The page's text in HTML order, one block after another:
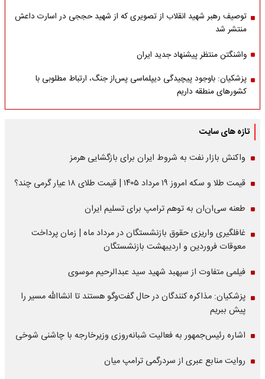
توصیف رهبر شهید انقلاب از تصویری که از شهید حججی در اسارت داعش
منتشر شد
واشنگتن منتظر پیشنهاد جدید ایران
پزشکیان: باوجود پیچیدگی دیپلماسی پس‌از جنگ، ارتباط مطلوبی با
کشورهای منطقه داریم
تازه های سایت
واکنش بازار نفت به شروط ایران برای بازگشایی هرمز
قیمت طلا و سکه امروز ۱۹ مرداد ۱۴۰۵ | قیمت طلای ۱۸ عیار گرمی چند؟
طعنه سی‌ان‌ان به توهم ترامپ برای تسلیم ایران
غافلگیری واریزی حقوق بازنشستگان در مرداد ماه | زمان پرداخت
معوقات فروردین و اردیبهشت بازنشستگان
فیلمی متفاوت از سپهبد شهید سید عبدالرحیم موسوی
پزشکیان: مذاکره کنندگان در حال گفت‌وگو هستند تا انشاالله مسیر را
پیش ببریم
اشاره‌ رئیس‌جمهور به فعالیت شبانه‌روزی وزیر‌خارجه با چاشنی شوخی
روایت منابع عبری از سردرگمی ترامپ میان